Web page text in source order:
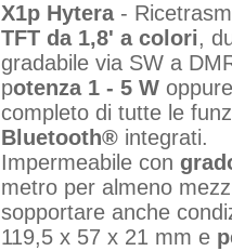
X1p Hytera-
TFT da 1,8' a colori,
gradabile via SW a
potenza 1 - 5 W
completo di tutte le
Bluetooth® integrati.
Impermeabile con
metro per almeno
sopportare anche
119,5 x 57 x 21 mm e